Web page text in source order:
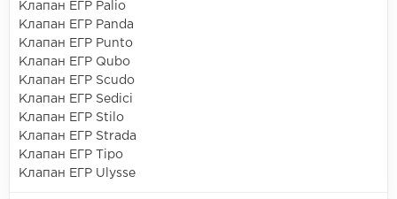
Клапан ЕГР Palio
Клапан ЕГР Panda
Клапан ЕГР Punto
Клапан ЕГР Qubo
Клапан ЕГР Scudo
Клапан ЕГР Sedici
Клапан ЕГР Stilo
Клапан ЕГР Strada
Клапан ЕГР Tipo
Клапан ЕГР Ulysse